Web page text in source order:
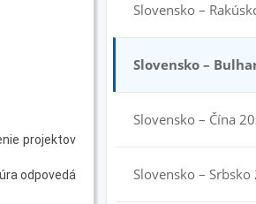
projektov
odpovedá
Slovensko –
Slovensko –
Slovensko – Čína
Slovensko – Srbsko